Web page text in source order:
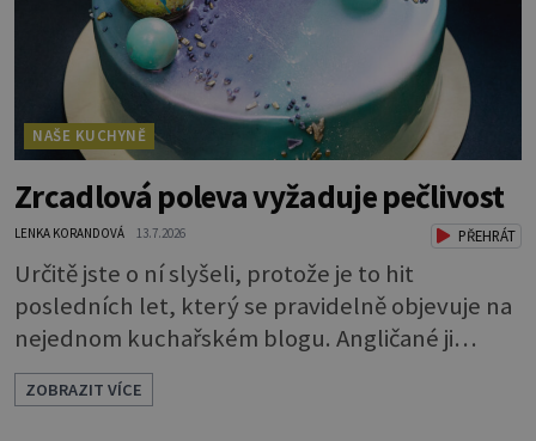
NAŠE KUCHYNĚ
Zrcadlová poleva vyžaduje pečlivost
LENKA KORANDOVÁ 13.7.2026 PŘEHRÁT
Určitě jste o ní slyšeli, protože je to hit
posledních let, který se pravidelně objevuje na
nejednom kuchařském blogu. Angličané ji
nazývají mirror glaze, tedy zrcadlová poleva, a
opravdu se jako zrcadlo blyští. Pokud vás
ZOBRAZIT VÍCE